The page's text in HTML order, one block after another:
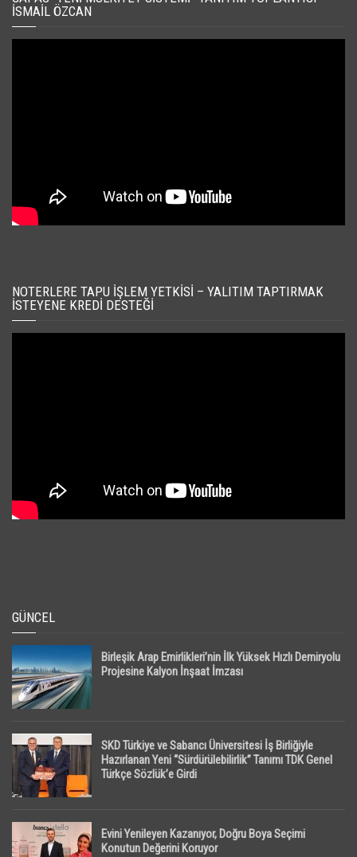
İSMAIL ÖZCAN
NOTERLERE TAPU İŞLEM YETKISI – YALITIM TAPTIRMAK
İSTEYENE KREDI DESTEĞI
GÜNCEL
Birleşik Arap Emirlikleri’nin İlk Yüksek Hızlı Demiryolu
Projesine Kalyon İnşaat İmzası
SKD Türkiye ve Sabancı Üniversitesi İş Birliğiyle
Hazırlanan Yeni “Sürdürülebilirlik” Tanımı TDK Genel
Türkçe Sözlük’e Girdi
Evini Yenileyen Kazanıyor, Doğru Boya Seçimi
Konutun Değerini Koruyor